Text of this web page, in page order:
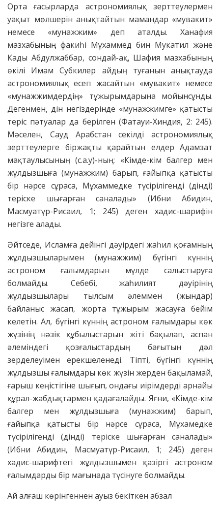
Орта ғасырларда астрономиялық зерттеулермен
уақыт мөлшерін анықтайтын мамандар «мувакит»
немесе «мунажжим» деп аталды. Ханафия
мазхабының факиһі Мұхаммед бин Мукатил және
Кады Абдулжаббар, сондай-ақ, Шафия мазхабының
өкілі Имам Субкилер айдың туғанын анықтауда
астрономиялық есеп жасайтын «мувакит» немесе
«мунажжимдердің» тұжырымдарына мойынсұнды.
Дегенмен, дін негіздерінде «мунажжимге» қатысты
теріс пәтуалар да берілген (Фатауи-Хиндия, 2: 245).
Мәселен, Сауд Арабстан секілді астрономиялық
зерттеулерге біржақты қарайтын елдер Адамзат
мақтаулысының (с.а.у)-ның: «Кімде-кім балгер мен
жұлдызшыға (мунажжим) барып, ғайыпқа қатысты
бір нәрсе сұраса, Мұхаммедке түсірілігенді (дінді)
теріске шығарған саналады» (Ибни Абидин,
Масмуатүр-Рисаил, 1; 245) деген хадис-шарифін
негізге алады.
Әйтседе, Исламға дейінгі дәуірдегі жаһил қоғамның
жұлдызшыларымен (мунажжим) бүгінгі күннің
астроном ғалымдарын мүлде салыстыруға
болмайды. Себебі, жаһилият дәуірінің
жұлдызшылары тылсым әлеммен (жындар)
байланыс жасап, жорта тұжырым жасауға бейім
келетін. Ал, бүгінгі күннің астроном ғалымдары көк
жүзінің нәзік құбылыстарын жіті бақылап, аспан
әлеміндегі қозғалыстардың бағытын дәл
зерделеуімен ерекшеленеді. Тіпті, бүгінгі күннің
жұлдызшы ғалымдары көк жүзін жерден бақыламай,
ғарыш кеңістігіне шығып, ондағы иірімдерді арнайы
құрал-жабдықтармен қадағалайды. Яғни, «Кімде-кім
балгер мен жұлдызшыға (мунажжим) барып,
ғайыпқа қатысты бір нәрсе сұраса, Мұхамедке
түсірілігенді (дінді) теріске шығарған саналады»
(Ибни Абидин, Масмуатүр-Рисаил, 1; 245) деген
хадис-шарифтегі жұлдызшымен қазіргі астроном
ғалымдарды бір мағынада түсінуге болмайды.
Ай алғаш көрінгеннен ауыз бекіткен абзал